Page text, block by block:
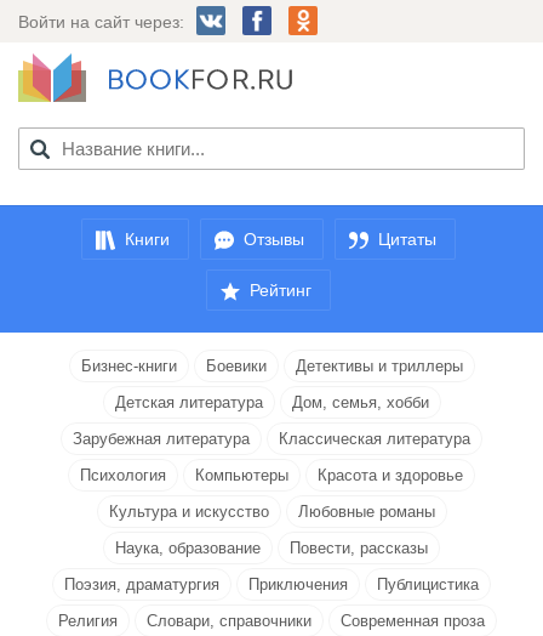
Войти на сайт через:
Книги Отзывы Цитаты
Рейтинг
Бизнес-книги Боевики
Детективы и триллеры
Детская литература
Дом, семья, хобби
Зарубежная литература
Классическая литература
Психология
Компьютеры
Красота и здоровье
Культура и искусство
Любовные романы
Наука, образование
Повести, рассказы
Поэзия, драматургия
Приключения
Публицистика
Религия
Словари, справочники
Современная проза